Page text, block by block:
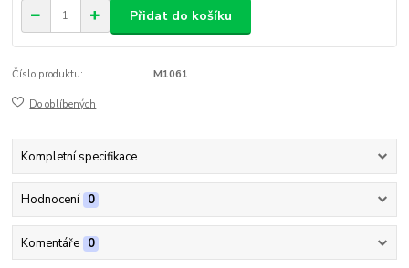
Přidat do košíku
Číslo produktu: M1061
Do oblíbených
Kompletní specifikace
Hodnocení 0
Komentáře 0